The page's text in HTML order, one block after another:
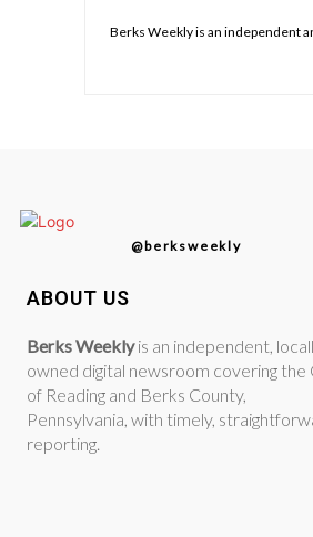
Berks Weekly is an independent
@berksweekly
ABOUT US
Berks Weeklyis an independent,
owned digital newsroom covering the
of Reading and Berks County,
Pennsylvania, with timely,
reporting.